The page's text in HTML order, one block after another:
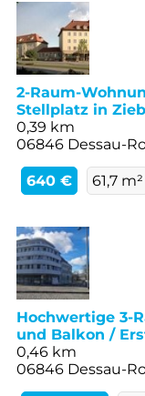
2-Raum-
Stellplatz in
0,39 km
06846 Dessau-
640 € 61,7 m²
Hochwertige 3-
und Balkon /
0,46 km
06846 Dessau-